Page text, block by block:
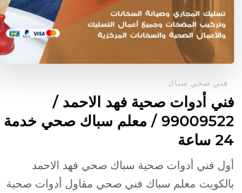
فني صحي سباك
فني أدوات صحية فهد الاحمد /
99009522 / معلم سباك صحي خدمة
24 ساعة
أول فني أدوات صحية سباك صحي فهد الاحمد
بالكويت معلم سباك فني صحي مقاول أدوات صحية